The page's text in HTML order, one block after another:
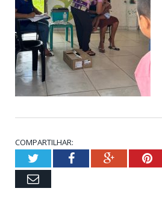
COMPARTILHAR:
TwitterFacebookGoogle+
Email